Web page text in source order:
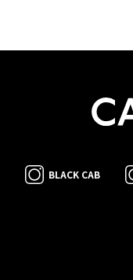
BLACK CAB